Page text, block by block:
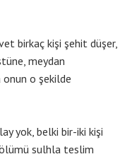
birkaç kişi şehit düşer,
meydan
onun o şekilde
yok, belki bir-iki kişi
sulhla teslim